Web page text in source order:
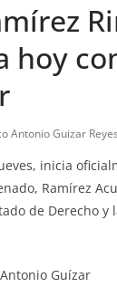
hoy
Antonio Guizar Reyes
inicia
Ramírez
de Derecho
Guízar